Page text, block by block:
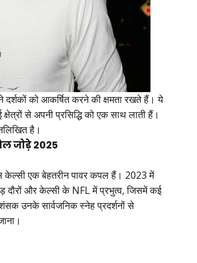
को आकर्षित करने की क्षमता रखते हैं। ये
से अपनी प्रसिद्धि को एक साथ लाती हैं।
है।
जोड़े 2025
केल्सी एक बेहतरीन पावर कपल हैं। 2023 में
दौरों और केल्सी के NFL में प्रभुत्व, जिसमें कई
उनके सार्वजनिक स्नेह प्रदर्शनों से